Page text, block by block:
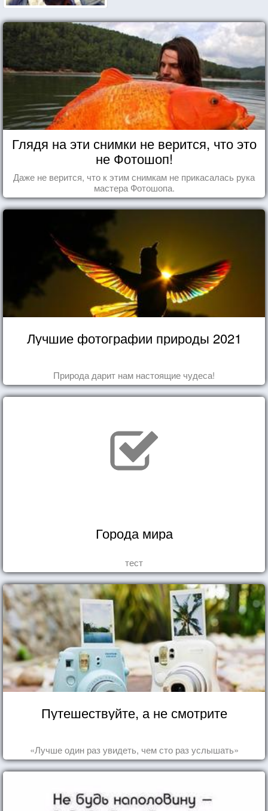
Глядя на эти снимки не верится, что это
не Фотошоп!
Даже не верится, что к этим снимкам не прикасалась рука
мастера Фотошопа.
Лучшие фотографии природы 2021
Природа дарит нам настоящие чудеса!
Города мира
тест
Путешествуйте, а не смотрите
«Лучше один раз увидеть, чем сто раз услышать»